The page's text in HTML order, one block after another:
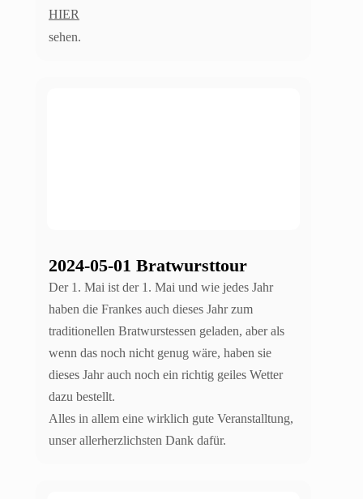
HIER
sehen.
2024-05-01 Bratwursttour
Der 1. Mai ist der 1. Mai und wie jedes Jahr
haben die Frankes auch dieses Jahr zum
traditionellen Bratwurstessen geladen, aber als
wenn das noch nicht genug wäre, haben sie
dieses Jahr auch noch ein richtig geiles Wetter
dazu bestellt.
Alles in allem eine wirklich gute Veranstalltung,
unser allerherzlichsten Dank dafür.